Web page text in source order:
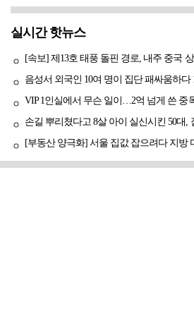
실시간 핫뉴스
[속보] 제13호 태풍 돌핀 경로, 내주 중국
음성서 외국인 10여 명이 집단 패싸움하다
VIP 1인실에서 무슨 일이…2억 넘게 쓴 중
손길 뿌리쳤다고 8살 아이 실신시킨 50대,